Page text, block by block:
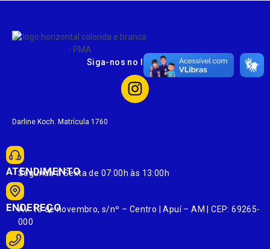
Siga-nos no Instagram
Darline Koch. Matrícula 1760
ATENDIMENTO
Segunda à Sexta de 07:00h às 13:00h
ENDEREÇO
Av. 13 de novembro, s/nº – Centro | Apuí – AM | CEP: 69265-
000